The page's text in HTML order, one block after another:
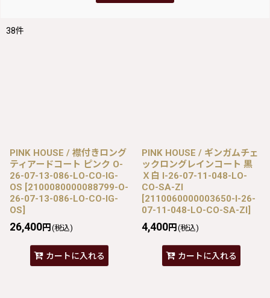
38件
PINK HOUSE / 襟付きロング
ティアードコート ピンク O-
26-07-13-086-LO-CO-IG-
OS [2100080000088799-O-
26-07-13-086-LO-CO-IG-
OS]
26,400円 (税込)
カートに入れる
PINK HOUSE / ギンガムチェ
ックロングレインコート 黒
Ｘ白 I-26-07-11-048-LO-
CO-SA-ZI
[2110060000003650-I-26-
07-11-048-LO-CO-SA-ZI]
4,400円 (税込)
カートに入れる